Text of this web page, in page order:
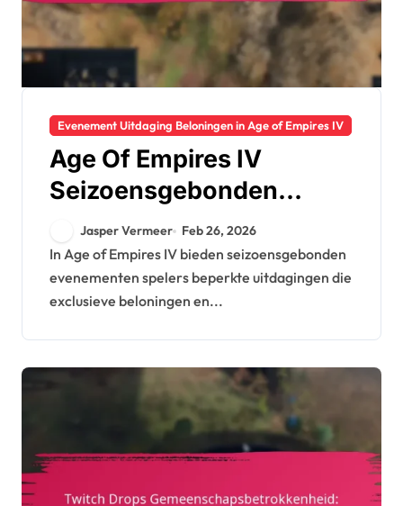
Evenement Uitdaging Beloningen in Age of Empires IV
Age Of Empires IV
Seizoensgebonden
Evenement Beloningen:
Tijdgebonden
uitdagingen, Exclusieve
items, Deelnamecriteria
Jasper Vermeer Feb 26, 2026
In Age of Empires IV bieden seizoensgebonden
evenementen spelers beperkte uitdagingen die
exclusieve beloningen en...